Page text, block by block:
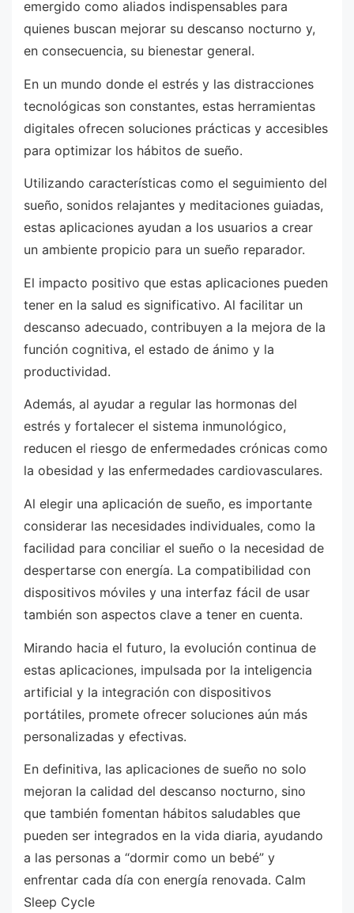
emergido como aliados indispensables para
quienes buscan mejorar su descanso nocturno y,
en consecuencia, su bienestar general.
En un mundo donde el estrés y las distracciones
tecnológicas son constantes, estas herramientas
digitales ofrecen soluciones prácticas y accesibles
para optimizar los hábitos de sueño.
Utilizando características como el seguimiento del
sueño, sonidos relajantes y meditaciones guiadas,
estas aplicaciones ayudan a los usuarios a crear
un ambiente propicio para un sueño reparador.
El impacto positivo que estas aplicaciones pueden
tener en la salud es significativo. Al facilitar un
descanso adecuado, contribuyen a la mejora de la
función cognitiva, el estado de ánimo y la
productividad.
Además, al ayudar a regular las hormonas del
estrés y fortalecer el sistema inmunológico,
reducen el riesgo de enfermedades crónicas como
la obesidad y las enfermedades cardiovasculares.
Al elegir una aplicación de sueño, es importante
considerar las necesidades individuales, como la
facilidad para conciliar el sueño o la necesidad de
despertarse con energía. La compatibilidad con
dispositivos móviles y una interfaz fácil de usar
también son aspectos clave a tener en cuenta.
Mirando hacia el futuro, la evolución continua de
estas aplicaciones, impulsada por la inteligencia
artificial y la integración con dispositivos
portátiles, promete ofrecer soluciones aún más
personalizadas y efectivas.
En definitiva, las aplicaciones de sueño no solo
mejoran la calidad del descanso nocturno, sino
que también fomentan hábitos saludables que
pueden ser integrados en la vida diaria, ayudando
a las personas a “dormir como un bebé” y
enfrentar cada día con energía renovada. Calm
Sleep Cycle